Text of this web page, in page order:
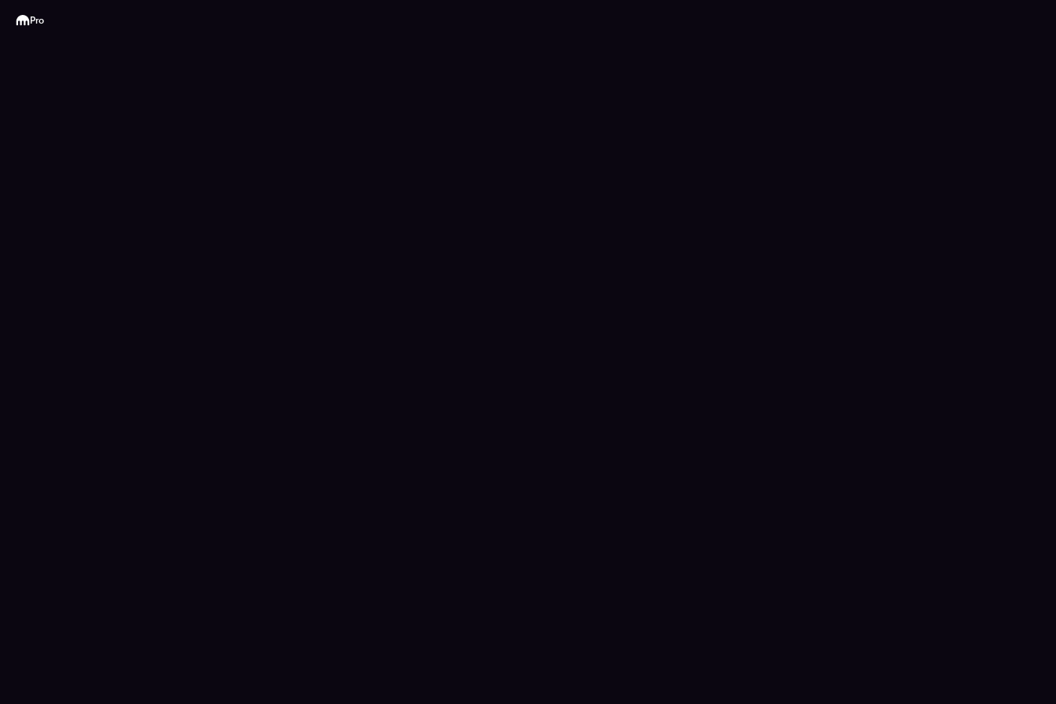
Kraken
Pro